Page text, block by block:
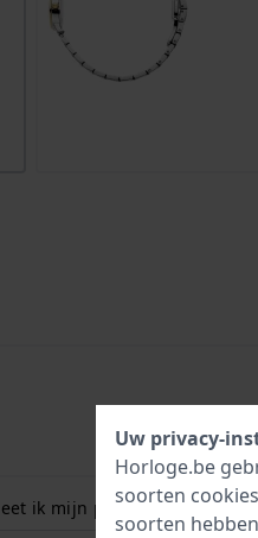
ik mijn polsmaat? Lees
Uw privacy-
Horloge.be
soorten cookies
soorten